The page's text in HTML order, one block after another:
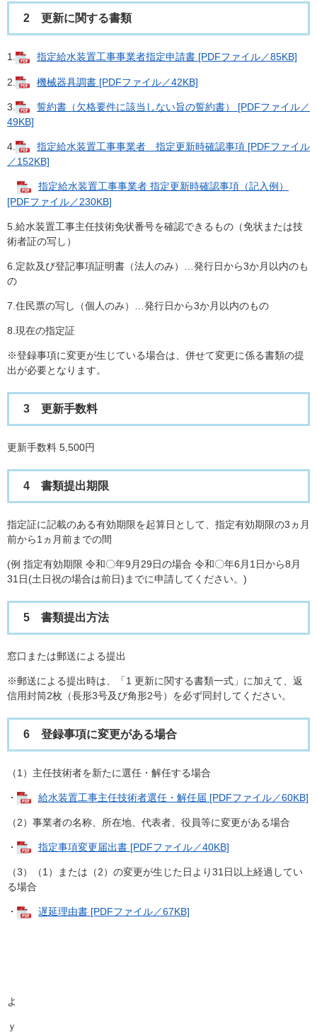
2 更新に関する書類
1. 指定給水装置工事事業者指定申請書 [PDFファイル／85KB]
2. 機械器具調書 [PDFファイル／42KB]
3.
誓約書（欠格要件に該当しない旨の誓約書） [PDFファイル／
49KB]
4.
指定給水装置工事事業者 指定更新時確認事項 [PDFファイル
／152KB]
指定給水装置工事事業者 指定更新時確認事項（記入例）
[PDFファイル／230KB]
5.給水装置工事主任技術免状番号を確認できるもの（免状または技
術者証の写し）
6.定款及び登記事項証明書（法人のみ）…発行日から3か月以内のも
の
7.住民票の写し（個人のみ）…発行日から3か月以内のもの
8.現在の指定証
※登録事項に変更が生じている場合は、併せて変更に係る書類の提
出が必要となります。
3 更新手数料
更新手数料 5,500円
4 書類提出期限
指定証に記載のある有効期限を起算日として、指定有効期限の3ヵ月
前から1ヵ月前までの間
(例 指定有効期限 令和〇年9月29日の場合 令和〇年6月1日から8月
31日(土日祝の場合は前日)までに申請してください。)
5 書類提出方法
窓口または郵送による提出
※郵送による提出時は、「1 更新に関する書類一式」に加えて、返
信用封筒2枚（長形3号及び角形2号）を必ず同封してください。
6 登録事項に変更がある場合
（1）主任技術者を新たに選任・解任する場合
・ 給水装置工事主任技術者選任・解任届 [PDFファイル／60KB]
（2）事業者の名称、所在地、代表者、役員等に変更がある場合
・ 指定事項変更届出書 [PDFファイル／40KB]
（3）（1）または（2）の変更が生じた日より31日以上経過してい
る場合
・ 遅延理由書 [PDFファイル／67KB]
よ
ｙ